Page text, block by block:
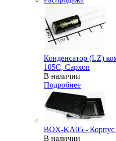
Конденсатор (LZ)
105С, Capxon
В наличии
Подробнее
BOX-KA05 - Корпус
В наличии